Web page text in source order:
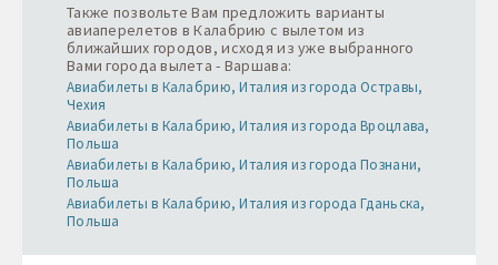
Также позвольте Вам предложить варианты
авиаперелетов в Калабрию с вылетом из
ближайших городов, исходя из уже выбранного
Вами города вылета - Варшава:
Авиабилеты в Калабрию, Италия из города Остравы,
Чехия
Авиабилеты в Калабрию, Италия из города Вроцлава,
Польша
Авиабилеты в Калабрию, Италия из города Познани,
Польша
Авиабилеты в Калабрию, Италия из города Гданьска,
Польша